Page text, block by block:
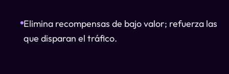
Elimina recompensas de bajo valor; refuerza las
que disparan el tráfico.